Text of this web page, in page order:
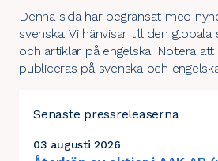
Denna sida har begränsat med
svenska. Vi hänvisar till den globala
och artiklar på engelska. Notera
publiceras på svenska och
Senaste pressreleaserna
03 augusti 2026